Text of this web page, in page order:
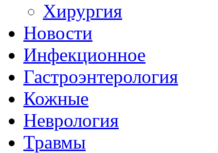
Хирургия
Новости
Инфекционное
Гастроэнтерология
Кожные
Неврология
Травмы